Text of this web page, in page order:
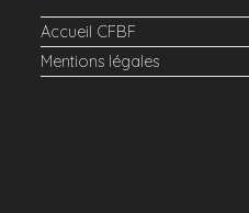
Accueil CFBF
Mentions légales